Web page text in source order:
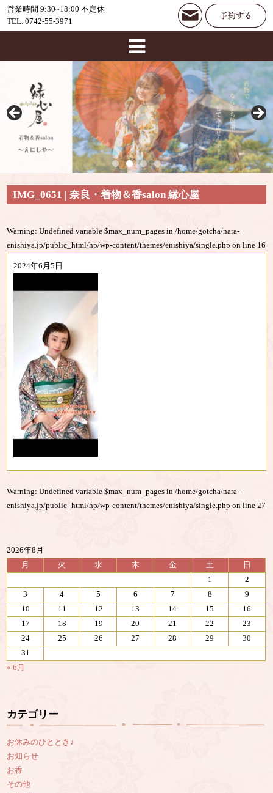
営業時間 9:30~18:00 不定休
TEL. 0742-55-3971
IMG_0651 | 奈良・着物＆香salon 縁心屋
Warning: Undefined variable $max_num_pages in/home/gotcha/nara-
enishiya.jp/public_html/hp/wp-content/themes/enishiya/single.php on line 16
2024年6月5日
Warning: Undefined variable $max_num_pages in/home/gotcha/nara-
enishiya.jp/public_html/hp/wp-content/themes/enishiya/single.php on line27
2026年8月
月
火 水 木 金 土
日
1
2
3
4 5 6 7 8
9
10
11 12 13 14 15
16
17
18 19 20 21 22
23
24
25 26 27 28 29
30
31
« 6月
カテゴリー
お休みのひととき♪
お知らせ
お香
その他